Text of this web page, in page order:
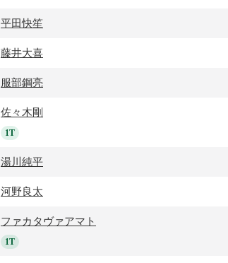
平田快笙
藤井大喜
服部鋼亮
佐々木剛
1T
湯川純平
河野良太
ファカタヴァアマト
1T